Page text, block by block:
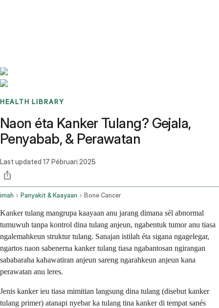
HEALTH LIBRARY
Naon éta Kanker Tulang? Gejala,
Penyabab, & Perawatan
Last updated 17 Pébruari 2025
imah Panyakit & Kaayaan Bone Cancer
Kanker tulang mangrupa kaayaan anu jarang dimana sél abnormal
tumuwuh tanpa kontrol dina tulang anjeun, ngabentuk tumor anu tiasa
ngalemahkeun struktur tulang. Sanajan istilah éta sigana ngagelegar,
ngartos naon sabenerna kanker tulang tiasa ngabantosan ngirangan
sababaraha kahawatiran anjeun sareng ngarahkeun anjeun kana
perawatan anu leres.
Jenis kanker ieu tiasa mimitian langsung dina tulang (disebut kanker
tulang primer) atanapi nyebar ka tulang tina kanker di tempat sanés